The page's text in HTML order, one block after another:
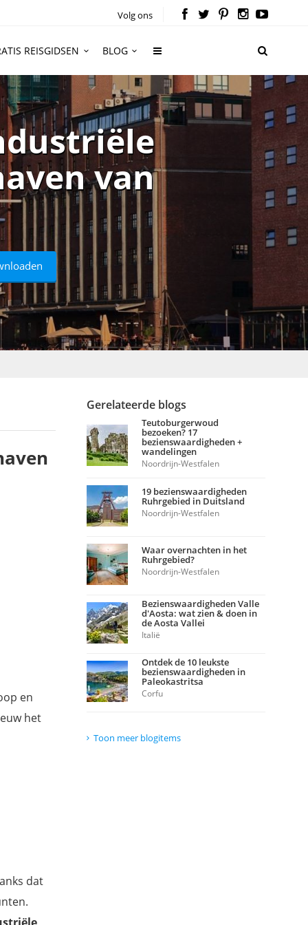
Volg ons
REISGIDSEN BLOG
van
en
het
dat
Gerelateerde blogs
Teutoburgerwoud
bezoeken? 17
bezienswaardigheden +
wandelingen
Noordrijn-Westfalen
19 bezienswaardigheden
Ruhrgebied in Duitsland
Noordrijn-Westfalen
Waar overnachten in het
Ruhrgebied?
Noordrijn-Westfalen
Bezienswaardigheden Valle
d'Aosta: wat zien & doen in
de Aosta Vallei
Italië
Ontdek de 10 leukste
bezienswaardigheden in
Paleokastritsa
Corfu
Toon meer blogitems